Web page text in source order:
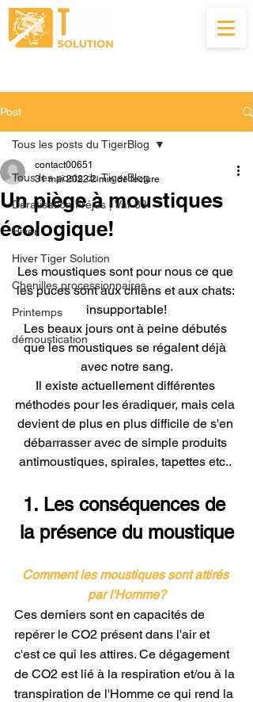
Post
Tous les posts du TigerBlog
Dératisation Fréjus | Var 83
Hiver
Hiver Tiger Solution
Chenilles processionnaires
Printemps
démoustication
Tous les posts du TigerBlog
Un piège à moustiques
écologique!
contact00651
31 mai 2022 2 min de lecture
Les moustiques sont pour nous ce que
les puces sont aux chiens et aux chats:
insupportable!
Les beaux jours ont à peine débutés
que les moustiques se régalent déjà
avec notre sang.
Il existe actuellement différentes
méthodes pour les éradiquer, mais cela
devient de plus en plus difficile de s'en
débarrasser avec de simple produits
antimoustiques, spirales, tapettes etc..
1. Les conséquences de
la présence du moustique
Comment les moustiques sont attirés
par l'Homme?
Ces derniers sont en capacités de
repérer le CO2 présent dans l'air et
c'est ce qui les attires. Ce dégagement
de CO2 est lié à la respiration et/ou à la
transpiration de l'Homme ce qui rend la